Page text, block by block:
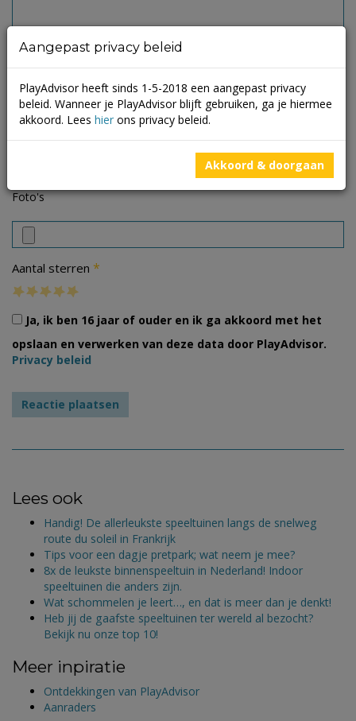
Foto's
Aantal sterren *
Ja, ik ben 16 jaar of ouder en ik ga akkoord met het
opslaan en verwerken van deze data door PlayAdvisor.
Privacy beleid
Lees ook
Handig! De allerleukste speeltuinen langs de snelweg
route du soleil in Frankrijk
Tips voor een dagje pretpark; wat neem je mee?
8x de leukste binnenspeeltuin in Nederland! Indoor
speeltuinen die anders zijn.
Wat schommelen je leert…, en dat is meer dan je denkt!
Heb jij de gaafste speeltuinen ter wereld al bezocht?
Bekijk nu onze top 10!
Meer inpiratie
Ontdekkingen van PlayAdvisor
Aanraders
Aangepast privacy beleid
PlayAdvisor heeft sinds 1-5-2018 een aangepast privacy
beleid. Wanneer je PlayAdvisor blijft gebruiken, ga je hiermee
akkoord. Lees hier ons privacy beleid.
Akkoord & doorgaan